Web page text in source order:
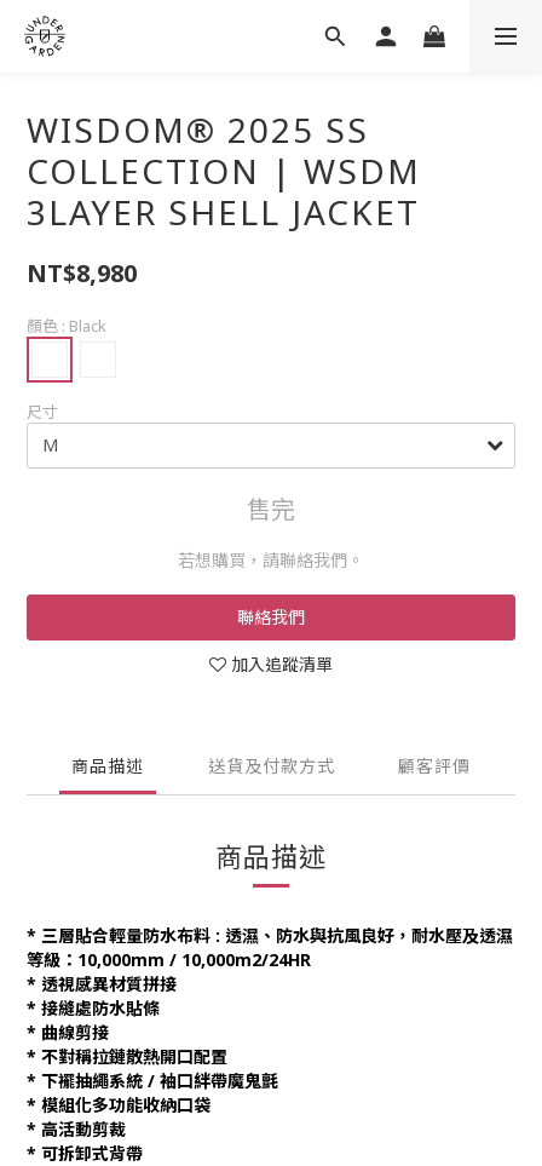
WISDOM® 2025 SS
COLLECTION | WSDM
3LAYER SHELL JACKET
NT$8,980
顏色 : Black
尺寸
售完
若想購買，請聯絡我們。
聯絡我們
加入追蹤清單
商品描述 送貨及付款方式 顧客評價
商品描述
* 三層貼合輕量防水布料 : 透濕、防水與抗風良好，耐水壓及透濕
等級：10,000mm / 10,000m2/24HR
* 透視感異材質拼接
* 接縫處防水貼條
* 曲線剪接
* 不對稱拉鏈散熱開口配置
* 下襬抽繩系統 / 袖口絆帶魔鬼氈
* 模組化多功能收納口袋
* 高活動剪裁
* 可拆卸式背帶